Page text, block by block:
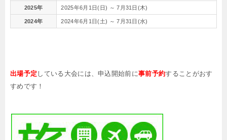
2025年 2025年6月1日(日) ～ 7月31日(木)
2024年 2024年6月1日(土) ～ 7月31日(水)
出場予定 している大会には、申込開始前に事前予約することがおす
すめです！